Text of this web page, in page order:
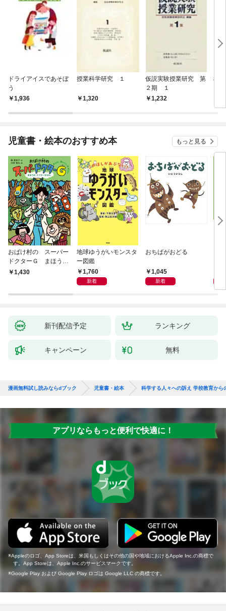
ドライアイスであそぼ
う
1,936
授業科学研究 １
1,320
仮説実験授業研究 第
２期 １
1,232
科
児童書・絵本のおすすめ本 もっと見る
おばけ村の スーパー
ドクターＧ まほう
の ドクターかばん
1,430
地球ゆうがいモンスタ
ー図鑑
1,760
新着
おちばがおどる
1,045
新着
新刊配信予定 ランキング
キャンペーン 無料
漫画無料試し読みならdブック 児童書・絵本 科学する人々への訴え 学校教育か
アプリならもっと便利で快適に！
Appleのロゴ、App Storeは、米国もしくはその他の国や地域におけるApple Inc.の商標で
す。App Storeは、Apple Inc.のサービスマークです。
Google Play および Google Play ロゴは Google LLC の商標です。